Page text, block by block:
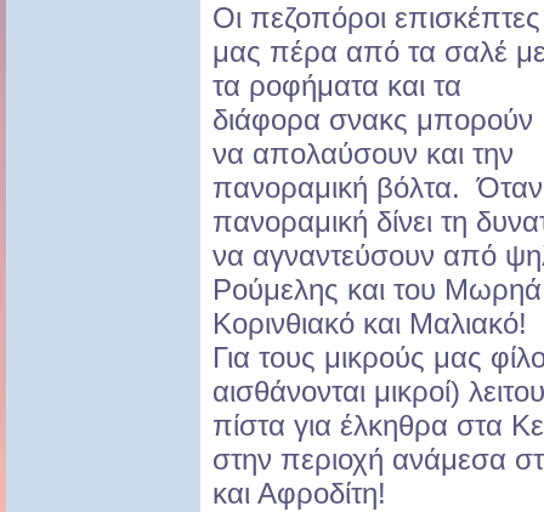
Οι πεζοπόροι επισκέπτες
μας πέρα από τα σαλέ
τα ροφήματα και τα
διάφορα σνακς μπορούν
να απολαύσουν και την
πανοραμική βόλτα. Όταν
πανοραμική δίνει τη
να αγναντεύσουν από
Ρούμελης και του
Κορινθιακό και Μαλιακό!
Για τους μικρούς μας
αισθάνονται μικροί)
πίστα για έλκηθρα στα
στην περιοχή ανάμεσα
και Αφροδίτη!